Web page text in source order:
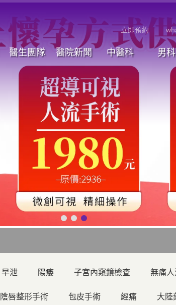
立即預約
醫生團隊 醫院新聞 中醫科 男科
早泄 陽痿 子宮內窺鏡檢查 無痛人
陰唇整形手術 包皮手術 經痛 大陸